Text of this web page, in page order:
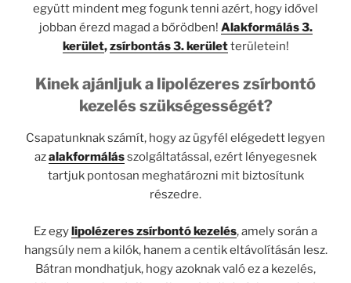
együtt mindent meg fogunk tenni azért, hogy idővel
jobban érezd magad a bőrödben! Alakformálás 3.
kerület,zsírbontás 3. kerületterületein!
Kinek ajánljuk a lipolézeres zsírbontó
kezelés szükségességét?
Csapatunknak számít, hogy az ügyfél elégedett legyen
azalakformálásszolgáltatással, ezért lényegesnek
tartjuk pontosan meghatározni mit biztosítunk
részedre.
Ez egylipolézeres zsírbontó kezelés, amely során a
hangsúly nem a kilók, hanem a centik eltávolításán lesz.
Bátran mondhatjuk, hogy azoknak való ez a kezelés,